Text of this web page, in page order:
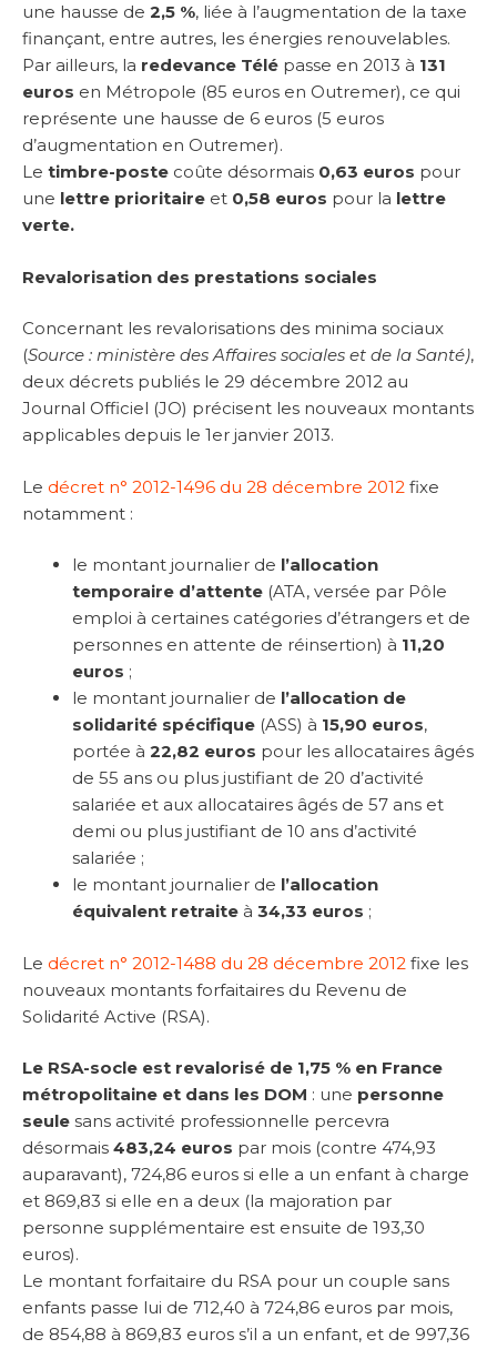
une hausse de 2,5 %, liée à l’augmentation de la taxe
finançant, entre autres, les énergies renouvelables.
Par ailleurs, la redevance Télé passe en 2013 à 131
euros en Métropole (85 euros en Outremer), ce qui
représente une hausse de 6 euros (5 euros
d’augmentation en Outremer).
Le timbre-poste coûte désormais 0,63 euros pour
une lettre prioritaire et 0,58 euros pour la lettre
verte.
Revalorisation des prestations sociales
Concernant les revalorisations des minima sociaux
(Source : ministère des Affaires sociales et de la Santé),
deux décrets publiés le 29 décembre 2012 au
Journal Officiel (JO) précisent les nouveaux montants
applicables depuis le 1er janvier 2013.
Le décret n° 2012-1496 du 28 décembre 2012 fixe
notamment :
le montant journalier de l’allocation
temporaire d’attente (ATA, versée par Pôle
emploi à certaines catégories d’étrangers et de
personnes en attente de réinsertion) à 11,20
euros ;
le montant journalier de l’allocation de
solidarité spécifique (ASS) à 15,90 euros,
portée à 22,82 euros pour les allocataires âgés
de 55 ans ou plus justifiant de 20 d’activité
salariée et aux allocataires âgés de 57 ans et
demi ou plus justifiant de 10 ans d’activité
salariée ;
le montant journalier de l’allocation
équivalent retraite à 34,33 euros ;
Le décret n° 2012-1488 du 28 décembre 2012 fixe les
nouveaux montants forfaitaires du Revenu de
Solidarité Active (RSA).
Le RSA-socle est revalorisé de 1,75 % en France
métropolitaine et dans les DOM : une personne
seule sans activité professionnelle percevra
désormais 483,24 euros par mois (contre 474,93
auparavant), 724,86 euros si elle a un enfant à charge
et 869,83 si elle en a deux (la majoration par
personne supplémentaire est ensuite de 193,30
euros).
Le montant forfaitaire du RSA pour un couple sans
enfants passe lui de 712,40 à 724,86 euros par mois,
de 854,88 à 869,83 euros s’il a un enfant, et de 997,36